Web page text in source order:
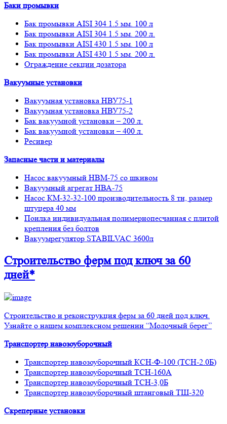
Баки промывки
Бак промывки AISI 304 1.5 мм. 100 л
Бак промывки AISI 304 1.5 мм. 200 л.
Бак промывки AISI 430 1.5 мм. 100 л
Бак промывки AISI 430 1.5 мм. 200 л.
Ограждение секции дозатора
Вакуумные установки
Вакуумная установка НВУ75-1
Вакуумная установка НВУ75-2
Бак вакуумной установки – 200 л.
Бак вакуумной установки – 400 л.
Ресивер
Запасные части и материалы
Насос вакуумный НВМ-75 со шкивом
Вакуумный агрегат НВА-75
Насос КМ-32-32-100 производительность 8 тн, размер
штуцера 40 мм
Поилка индивидуальная полимернопесчанная с плитой
крепления без болтов
Вакуумрегулятор STABILVAC 3600л
Строительство фермпод ключ за 60
дней*
Строительство и реконструкция ферм за 60 дней под ключ.
Узнайте о нашем комплексном решении “Молочный берег”
Транспортер навозоуборочный
Транспортер навозоуборочный КСН-Ф-100 (ТСН-2.0Б)
Транспортер навозоуборочный ТСН-160А
Транспортер навозоуборочный ТСН-3,0Б
Транспортер навозоуборочный штанговый ТШ-320
Скреперные установки